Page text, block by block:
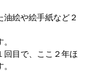
絵や絵手紙など２
回目で、ここ２年ほ